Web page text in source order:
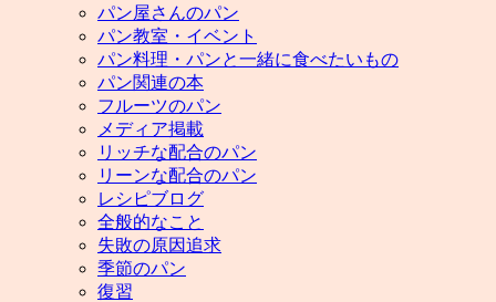
パン屋さんのパン
パン教室・イベント
パン料理・パンと一緒に食べたいもの
パン関連の本
フルーツのパン
メディア掲載
リッチな配合のパン
リーンな配合のパン
レシピブログ
全般的なこと
失敗の原因追求
季節のパン
復習